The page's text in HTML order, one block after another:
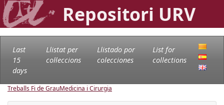
Repositori URV
Last
15
days
Llistat per
col·leccions
Llistado por
colecciones
List for
collections
Treballs Fi de GrauMedicina i Cirurgia